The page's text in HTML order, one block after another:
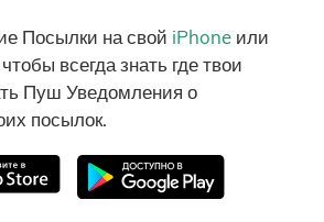
Посылки на свой iPhone или
всегда знать где твои
Пуш Уведомления о
посылок.